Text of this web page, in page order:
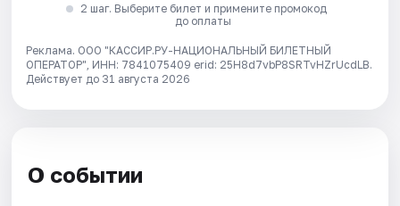
2 шаг. Выберите билет и примените промокод
до оплаты
Реклама. ООО "КАССИР.РУ-НАЦИОНАЛЬНЫЙ БИЛЕТНЫЙ
ОПЕРАТОР", ИНН: 7841075409 erid: 25H8d7vbP8SRTvHZrUcdLB.
Действует до 31 августа 2026
О событии